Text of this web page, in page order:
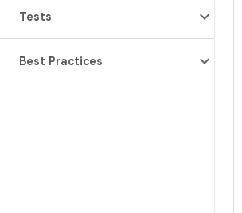
Tests
Best Practices